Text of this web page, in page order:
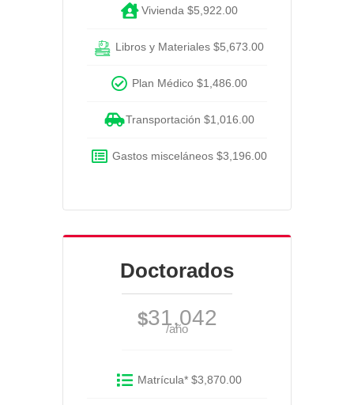
Vivienda $5,922.00
Libros y Materiales $5,673.00
Plan Médico $1,486.00
Transportación $1,016.00
Gastos misceláneos $3,196.00
Doctorados
$31,042
/año
Matrícula* $3,870.00